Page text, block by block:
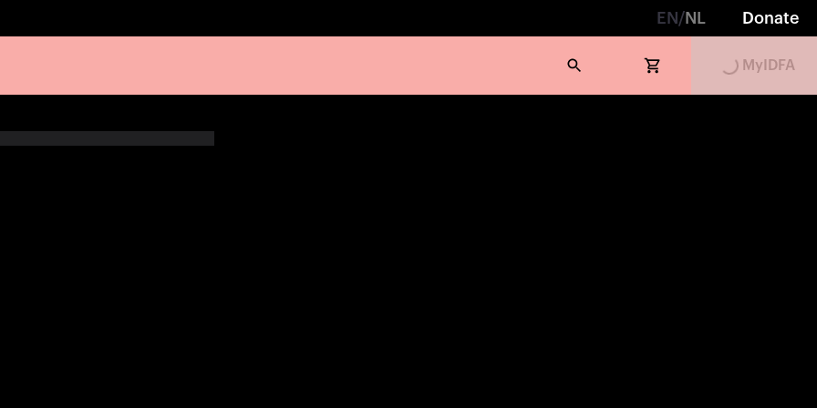
EN /NL Donate
Loading...
MyIDFA